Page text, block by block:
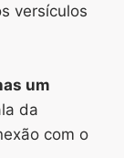
versículos
um
da
com o